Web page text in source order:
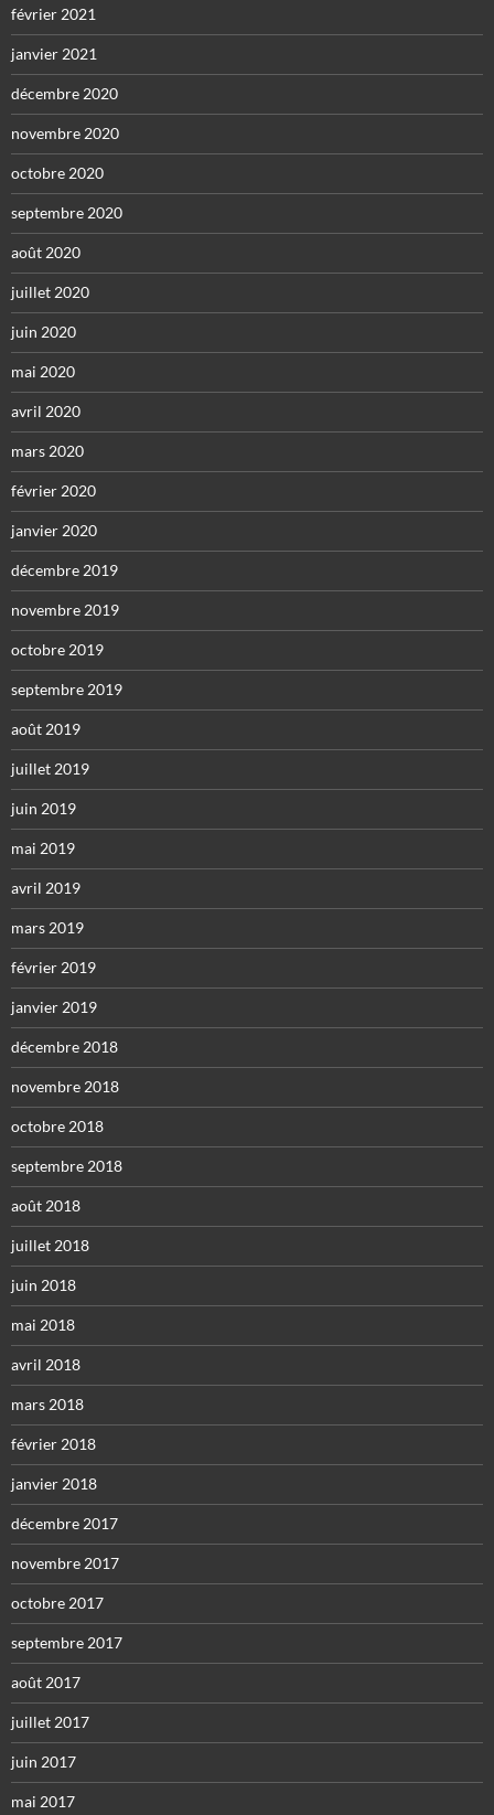
février 2021
janvier 2021
décembre 2020
novembre 2020
octobre 2020
septembre 2020
août 2020
juillet 2020
juin 2020
mai 2020
avril 2020
mars 2020
février 2020
janvier 2020
décembre 2019
novembre 2019
octobre 2019
septembre 2019
août 2019
juillet 2019
juin 2019
mai 2019
avril 2019
mars 2019
février 2019
janvier 2019
décembre 2018
novembre 2018
octobre 2018
septembre 2018
août 2018
juillet 2018
juin 2018
mai 2018
avril 2018
mars 2018
février 2018
janvier 2018
décembre 2017
novembre 2017
octobre 2017
septembre 2017
août 2017
juillet 2017
juin 2017
mai 2017